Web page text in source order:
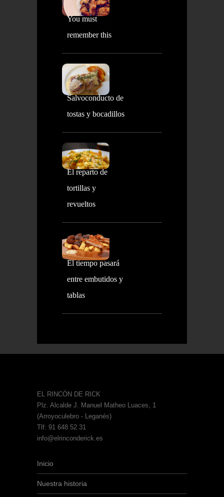
You must
remember this
Salvoconducto de
tostas y bocadillos
El reparto de
tortillas y
revueltos
El tiempo pasará
entre embutidos y
tablas
EL RINCÓN DE RICK
Plz. Alcalde J. Manuel Matheo Luaces, 1
(Arroyoculebro - Leganés)
Tlf: 91 648 52 31
info@elrinconderick.es
Inicio
Nuestra historia